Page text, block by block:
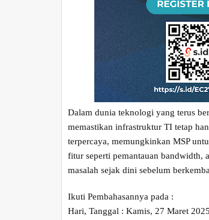
Dalam dunia teknologi yang terus
memastikan infrastruktur TI tetap
terpercaya, memungkinkan MSP
fitur seperti pemantauan bandwidth,
masalah sejak dini sebelum
Ikuti Pembahasannya pada :
Hari, Tanggal : Kamis, 27 Maret 2025